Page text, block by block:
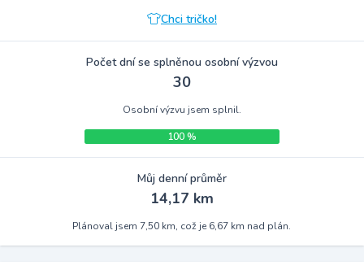
Chci tričko!
Počet dní se splněnou osobní výzvou
30
Osobní výzvu jsem splnil.
100 %
Můj denní průměr
14,17 km
Plánoval jsem 7,50 km, což je 6,67 km nad plán.